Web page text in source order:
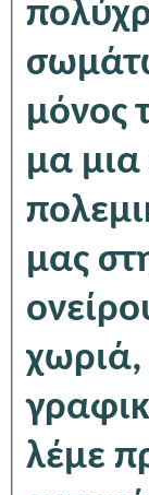
μόνος
μα μια
μας
χωριά,
λέμε